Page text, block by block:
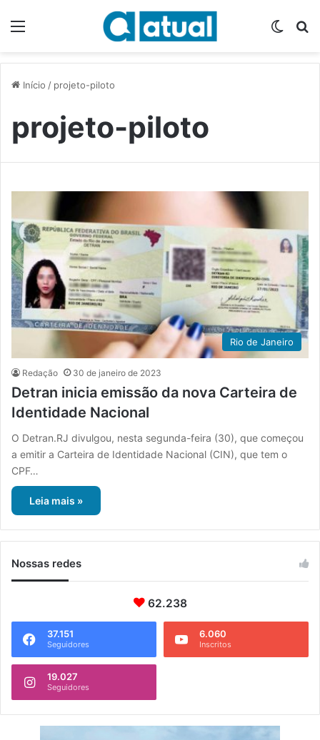
Início / projeto-piloto
projeto-piloto
Rio de Janeiro
Redação 30 de janeiro de 2023
Detran inicia emissão da nova Carteira de
Identidade Nacional
O Detran.RJ divulgou, nesta segunda-feira (30), que começou
a emitir a Carteira de Identidade Nacional (CIN), que tem o
CPF…
Leia mais »
Nossas redes
62.238
37.151
Seguidores
6.060
Inscritos
19.027
Seguidores